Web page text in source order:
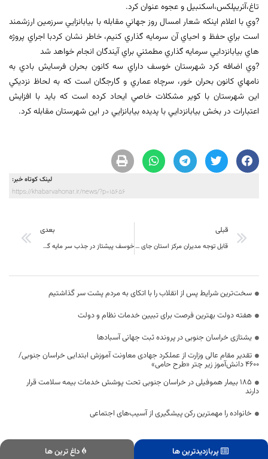
تاغ،آتریپلکس،اسکنبیل و عجوه عنوان کرد.
?وي با اعلام اينكه شعار امسال روز جهاني مقابله با بيابانزايي سرزمين ارزشمند
است براي حفظ و احياي آن سرمايه گذاري كنيم، خاطر نشان كردبا اجراي پروژه
هاي بيابانزدايي سرمايه گذاري مطمئني براي آيندگان انجام خواهد شد
?وي اضافه كرد شهرستان خوسف داراي سه كانون بحران فرسايش بادي به
نامهاي كانون بحران خور، سرچاه عماري و گارجگان است كه به لحاظ نزديكي
اين شهرستان با كوير مشكلات خاصي ايحاد كرده است كه بايد با افزايش
اعتبارات در بخش بيابانزدايي با پديده بيابانزايي در اين شهرستان مقابله كرد.
لینک کوتاه خبر:
https://khabarvahonar.ir/news/?p=15656
قبلی
قابل توجه مدیران مرکز استان جای این گونه همایش ها خالیست !!! اولین همایش ملی #تاریخ_طبس اسفند ۹۷ به میزبانی شهرستان برگزار خواهد شد.
بعدی
خوسف پیشتاز در جذب سر مایه گذار خارجی ، پنجمین سرمایه گذاريی خارجی درخوسف امروز قطعی شد
سخت‌ترین شرایط پس از انقلاب را با اتکای به مردم پشت سر گذاشتیم
هفته دولت بهترین فرصت برای تبیین خدمات نظام و دولت
یشتازی خراسان جنوبی در پرونده ثبت جهانی آسبادها
تقدیر مقام عالی وزارت از عملکرد جهادی معاونت آموزش ابتدایی خراسان جنوبی/
۴۶۰۰ دانش‌آموز زیر چتر «طرح حامی»
۱۸۵ بیمار هموفیلی در خراسان جنوبی تحت پوشش خدمات بیمه سلامت قرار
دارند
خانواده را مهمترین رکن پیشگیری از آسیب‌های اجتماعی
پربازدیدترین ها داغ ترین ها